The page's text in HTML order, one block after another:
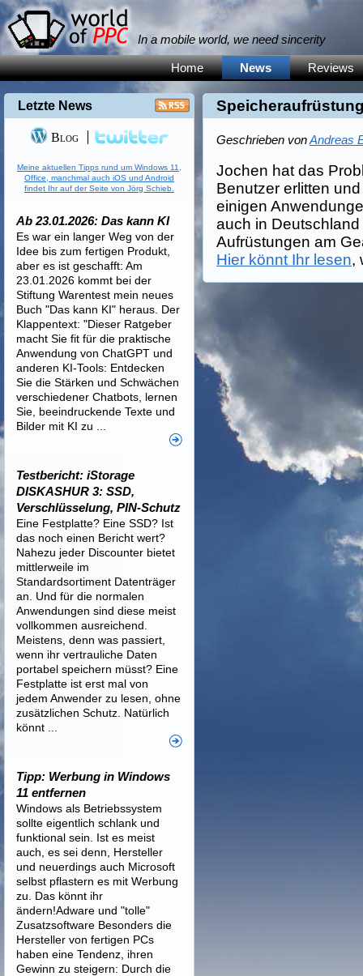
In a mobile world, we need sincerity
Home News Reviews
Geschrieben vonAndreas
Jochen hat das
Benutzer erlitten
einigen
auch in
Aufrüstungen am
Hier könnt Ihr lesen,
Letzte News
Blog
Meine aktuellen Tipps rund um Windows 11,
Office, manchmal auch iOS und Android
findet Ihr auf der Seite von Jörg Schieb.
Ab 23.01.2026: Das kann KI
Es war ein langer Weg von der
Idee bis zum fertigen Produkt,
aber es ist geschafft: Am
23.01.2026 kommt bei der
Stiftung Warentest mein neues
Buch "Das kann KI" heraus. Der
Klappentext: "Dieser Ratgeber
macht Sie fit für die praktische
Anwendung von ChatGPT und
anderen KI-Tools: Entdecken
Sie die Stärken und Schwächen
verschiedener Chatbots, lernen
Sie, beeindruckende Texte und
Bilder mit KI zu ...
Testbericht: iStorage
DISKASHUR 3: SSD,
Verschlüsselung, PIN-Schutz
Eine Festplatte? Eine SSD? Ist
das noch einen Bericht wert?
Nahezu jeder Discounter bietet
mittlerweile im
Standardsortiment Datenträger
an. Und für die normalen
Anwendungen sind diese meist
vollkommen ausreichend.
Meistens, denn was passiert,
wenn ihr vertrauliche Daten
portabel speichern müsst? Eine
Festplatte ist erst mal von
jedem Anwender zu lesen, ohne
zusätzlichen Schutz. Natürlich
könnt ...
Tipp: Werbung in Windows
11 entfernen
Windows als Betriebssystem
sollte eigentlich schlank und
funktional sein. Ist es meist
auch, es sei denn, Hersteller
und neuerdings auch Microsoft
selbst pflastern es mit Werbung
zu. Das könnt ihr
ändern!Adware und "tolle"
Zusatzsoftware Besonders die
Hersteller von fertigen PCs
haben eine Tendenz, ihren
Gewinn zu steigern: Durch die